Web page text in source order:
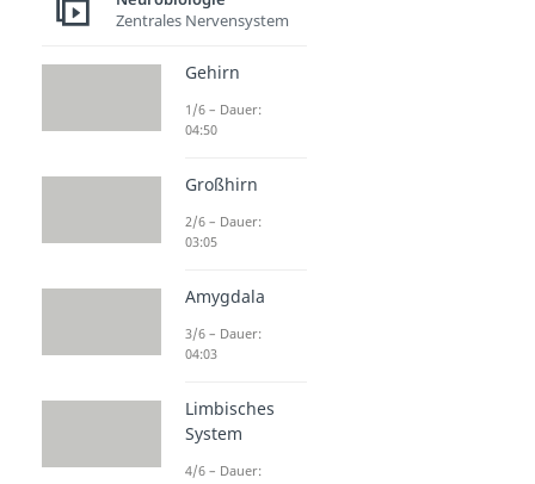
Zentrales Nervensystem
Gehirn
1/6 – Dauer:
04:50
Großhirn
2/6 – Dauer:
03:05
Amygdala
3/6 – Dauer:
04:03
Limbisches
System
4/6 – Dauer: